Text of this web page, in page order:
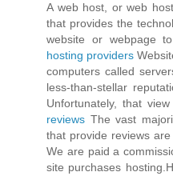
A web host, or web
that provides the
website or webpage
hosting providers
computers called
less-than-stellar
Unfortunately, that
reviews The vast
that provide reviews
We are paid a
site purchases